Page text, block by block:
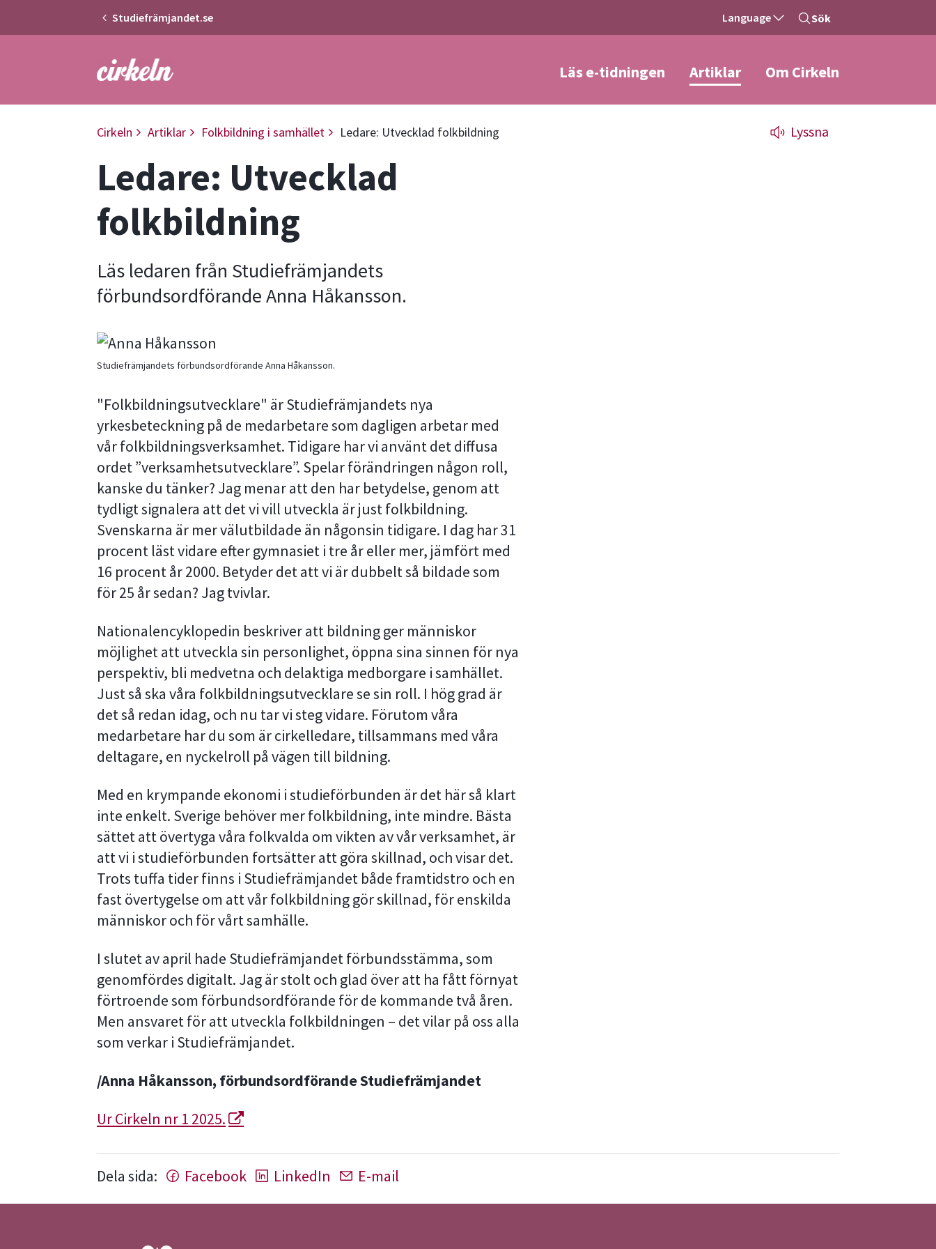
Studiefrämjandet.se Language Sök
Gå till studiefrämjandets startsida Läs e-tidningen Artiklar Om Cirkeln
Cirkeln Artiklar Folkbildning i samhället Ledare: Utvecklad folkbildning Lyssna
Ledare: Utvecklad
folkbildning
Läs ledaren från Studiefrämjandets
förbundsordförande Anna Håkansson.
Studiefrämjandets förbundsordförande Anna Håkansson.
"Folkbildningsutvecklare" är Studiefrämjandets nya
yrkesbeteckning på de medarbetare som dagligen arbetar med
vår folkbildningsverksamhet. Tidigare har vi använt det diffusa
ordet ”verksamhetsutvecklare”. Spelar förändringen någon roll,
kanske du tänker? Jag menar att den har betydelse, genom att
tydligt signalera att det vi vill utveckla är just folkbildning.
Svenskarna är mer välutbildade än någonsin tidigare. I dag har 31
procent läst vidare efter gymnasiet i tre år eller mer, jämfört med
16 procent år 2000. Betyder det att vi är dubbelt så bildade som
för 25 år sedan? Jag tvivlar.
Nationalencyklopedin beskriver att bildning ger människor
möjlighet att utveckla sin personlighet, öppna sina sinnen för nya
perspektiv, bli medvetna och delaktiga medborgare i samhället.
Just så ska våra folkbildningsutvecklare se sin roll. I hög grad är
det så redan idag, och nu tar vi steg vidare. Förutom våra
medarbetare har du som är cirkelledare, tillsammans med våra
deltagare, en nyckelroll på vägen till bildning.
Med en krympande ekonomi i studieförbunden är det här så klart
inte enkelt. Sverige behöver mer folkbildning, inte mindre. Bästa
sättet att övertyga våra folkvalda om vikten av vår verksamhet, är
att vi i studieförbunden fortsätter att göra skillnad, och visar det.
Trots tuffa tider finns i Studiefrämjandet både framtidstro och en
fast övertygelse om att vår folkbildning gör skillnad, för enskilda
människor och för vårt samhälle.
I slutet av april hade Studiefrämjandet förbundsstämma, som
genomfördes digitalt. Jag är stolt och glad över att ha fått förnyat
förtroende som förbundsordförande för de kommande två åren.
Men ansvaret för att utveckla folkbildningen – det vilar på oss alla
som verkar i Studiefrämjandet.
/Anna Håkansson, förbundsordförande Studiefrämjandet
Ur Cirkeln nr 1 2025.
Dela sida: Facebook LinkedIn E-mail